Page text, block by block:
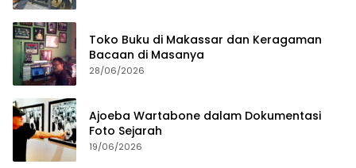
Toko Buku di Makassar dan Keragaman
Bacaan di Masanya
28/06/2026
Ajoeba Wartabone dalam Dokumentasi
Foto Sejarah
19/06/2026